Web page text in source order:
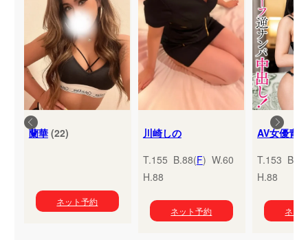
蘭華(22)
ネット予約
川崎しの
T.155 B.88(F) W.60
H.88
ネット予約
T.153
H.88
ネッ